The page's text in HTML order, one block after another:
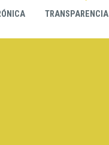
TRANSPARENCIA